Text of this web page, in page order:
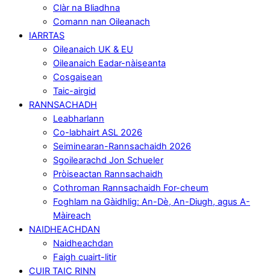
Clàr na Bliadhna
Comann nan Oileanach
IARRTAS
Oileanaich UK & EU
Oileanaich Eadar-nàiseanta
Cosgaisean
Taic-airgid
RANNSACHADH
Leabharlann
Co-labhairt ASL 2026
Seiminearan-Rannsachaidh 2026
Sgoilearachd Jon Schueler
Pròiseactan Rannsachaidh
Cothroman Rannsachaidh For-cheum
Foghlam na Gàidhlig: An-Dè, An-Diugh, agus A-
Màireach
NAIDHEACHDAN
Naidheachdan
Faigh cuairt-litir
CUIR TAIC RINN